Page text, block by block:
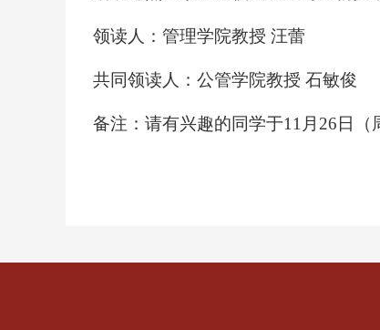
领读人： 管理学院教授 汪蕾
共同领读人： 公管学院教授 石敏俊
备注： 请有兴趣的同学于11 月 26 日（